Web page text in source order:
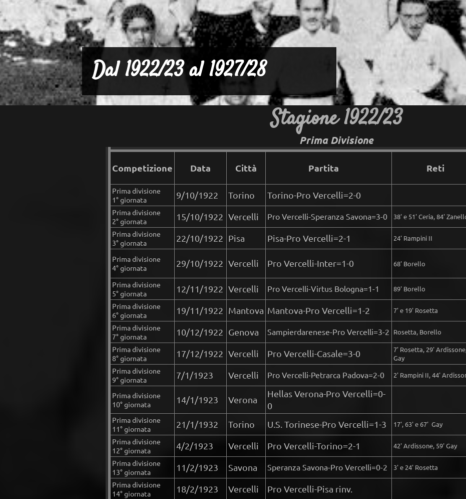
Dal 1922/23 al 1927/28
Stagione 1922/23
Prima Divisione
Competizione Data Città Partita Reti
Prima divisione
1° giornata
9/10/1922 Torino Torino-Pro Vercelli=2-0
Prima divisione
2° giornata
15/10/1922 Vercelli Pro Vercelli-Speranza Savona=3-0 38' e 51' Ceria, 84'
Prima divisione
3° giornata
22/10/1922 Pisa Pisa-Pro Vercelli=2-1 24' Rampini II
Prima divisione
4° giornata
29/10/1922 Vercelli Pro Vercelli-Inter=1-0 68' Borello
Prima divisione
5° giornata
12/11/1922 Vercelli Pro Vercelli-Virtus Bologna=1-1 89' Borello
Prima divisione
6° giornata
19/11/1922 Mantova Mantova-Pro Vercelli=1-2 7' e 19' Rosetta
Prima divisione
7° giornata
10/12/1922 Genova Sampierdarenese-Pro Vercelli=3-2 Rosetta, Borello
Prima divisione
8° giornata
17/12/1922 Vercelli Pro Vercelli-Casale=3-0
7' Rosetta, 29'
Gay
Prima divisione
9° giornata
7/1/1923 Vercelli Pro Vercelli-Petrarca Padova=2-0 2' Rampini II, 44'
Prima divisione
10° giornata
14/1/1923 Verona
Hellas Verona-Pro Vercelli=0-
0
Prima divisione
11° giornata
21/1/1932 Torino U.S. Torinese-Pro Vercelli=1-3 17', 63' e 67' Gay
Prima divisione
12° giornata
4/2/1923 Vercelli Pro Vercelli-Torino=2-1 42' Ardissone, 59' Gay
Prima divisione
13° giornata
11/2/1923 Savona Speranza Savona-Pro Vercelli=0-2 3' e 24' Rosetta
Prima divisione
14° giornata
18/2/1923 Vercelli Pro Vercelli-Pisa rinv.